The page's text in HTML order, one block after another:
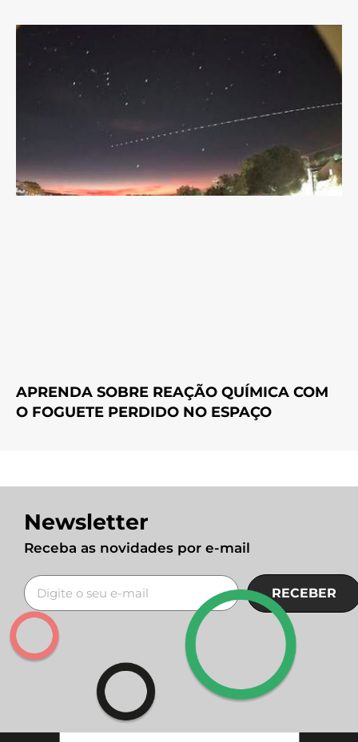
APRENDA SOBRE REAÇÃO QUÍMICA COM
O FOGUETE PERDIDO NO ESPAÇO
Newsletter
Receba as novidades por e-mail
RECEBER